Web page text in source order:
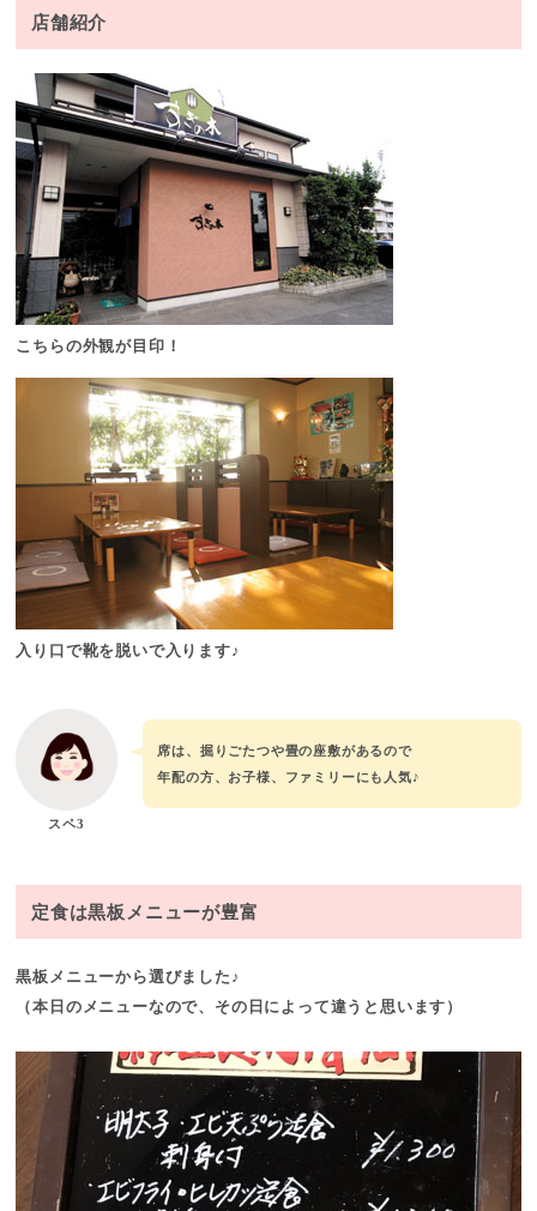
店舗紹介
こちらの外観が目印！
入り口で靴を脱いで入ります♪
スペ3
席は、掘りごたつや畳の座敷があるので
年配の方、お子様、ファミリーにも人気♪
定食は黒板メニューが豊富
黒板メニューから選びました♪
（本日のメニューなので、その日によって違うと思います）